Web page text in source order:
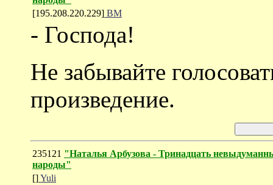
[195.208.220.229] ВМ
- Господа!
Не забывайте
произведение.
235121 "Наталья Арбузова - Тринадцать
народы"
[]Yuli